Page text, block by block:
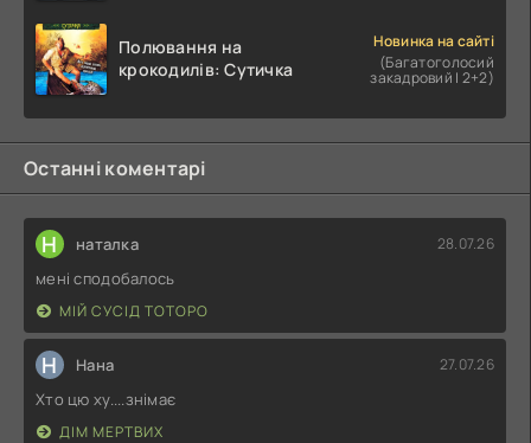
Полювання на
крокодилів: Сутичка
Новинка на сайті
(Багатоголосий
закадровий | 2+2)
Останні коментарі
Н наталка 28.07.26
мені сподобалось
МІЙ СУСІД ТОТОРО
Н Нана 27.07.26
Хто цю ху....знімає
ДІМ МЕРТВИХ